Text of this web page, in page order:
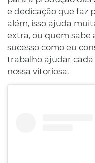
e dedicação que faz
além, isso ajuda
extra, ou quem sabe
sucesso como eu
trabalho ajudar cada
nossa vitoriosa.